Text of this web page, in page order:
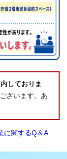
しておりま
ざいます。あ
に関するQ＆A